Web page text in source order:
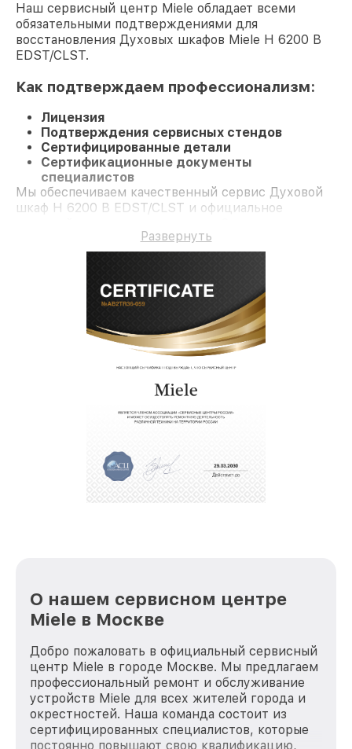
Наш сервисный центр Miele обладает всеми
обязательными подтверждениями для
восстановления Духовых шкафов Miele H 6200 B
EDST/CLST.
Как подтверждаем профессионализм:
Лицензия
Подтверждения сервисных стендов
Сертифицированные детали
Сертификационные документы
специалистов
Мы обеспечиваем качественный сервис Духовой
шкаф H 6200 B EDST/CLST и официальное
Развернуть
О нашем сервисном центре
Miele в Москве
Добро пожаловать в официальный сервисный
центр Miele в городе Москве. Мы предлагаем
профессиональный ремонт и обслуживание
устройств Miele для всех жителей города и
окрестностей. Наша команда состоит из
сертифицированных специалистов, которые
постоянно повышают свою квалификацию,